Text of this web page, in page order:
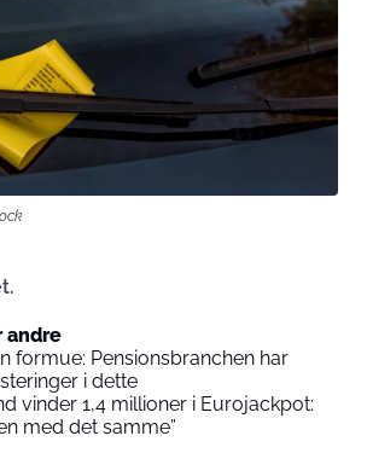
andre
formue: Pensionsbranchen har
i dette
vinder 1,4 millioner i Eurojackpot:
med det samme”